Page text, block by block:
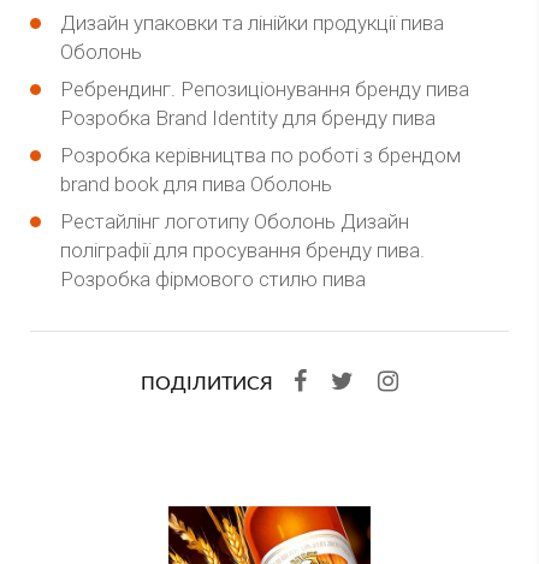
Дизайн упаковки та лінійки продукції пива
Оболонь
Ребрендинг. Репозиціонування бренду пива
Розробка Brand Identity для бренду пива
Розробка керівництва по роботі з брендом
brand book для пива Оболонь
Рестайлінг логотипу Оболонь Дизайн
поліграфії для просування бренду пива.
Розробка фірмового стилю пива
ПОДІЛИТИСЯ